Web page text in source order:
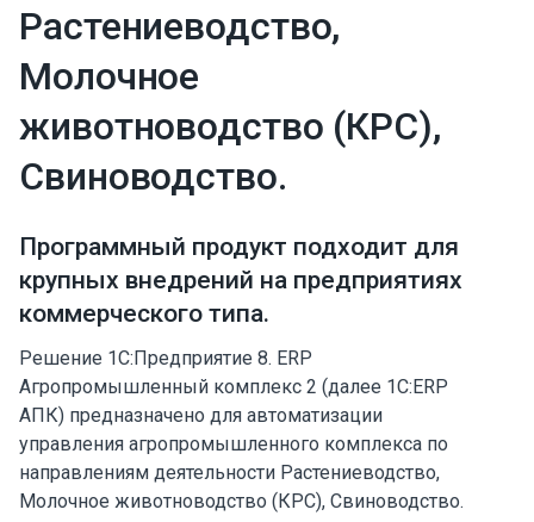
Растениеводство,
Молочное
животноводство (КРС),
Свиноводство.
Программный продукт подходит для
крупных внедрений на предприятиях
коммерческого типа.
Решение 1С:Предприятие 8. ERP
Агропромышленный комплекс 2 (далее 1С:ERP
АПК) предназначено для автоматизации
управления агропромышленного комплекса по
направлениям деятельности Растениеводство,
Молочное животноводство (КРС), Свиноводство.